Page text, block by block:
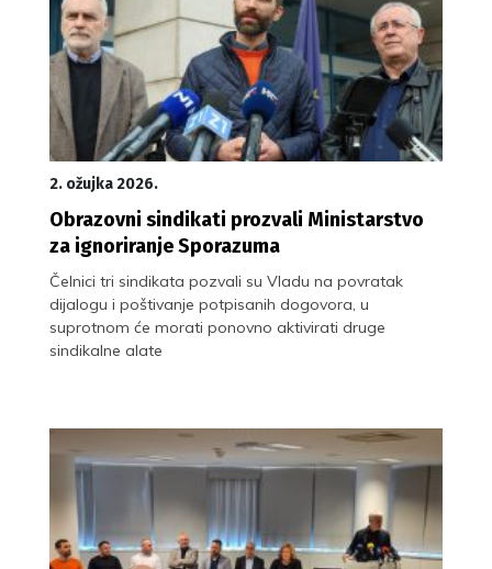
2. ožujka 2026.
Obrazovni sindikati prozvali Ministarstvo
za ignoriranje Sporazuma
Čelnici tri sindikata pozvali su Vladu na povratak
dijalogu i poštivanje potpisanih dogovora, u
suprotnom će morati ponovno aktivirati druge
sindikalne alate